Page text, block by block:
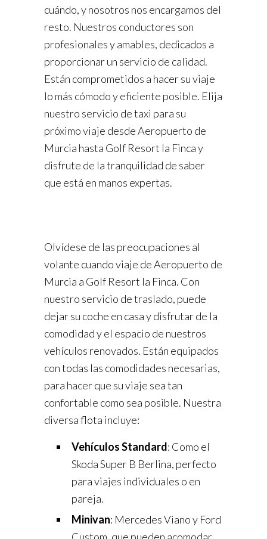
cuándo, y nosotros nos encargamos del
resto. Nuestros conductores son
profesionales y amables, dedicados a
proporcionar un servicio de calidad.
Están comprometidos a hacer su viaje
lo más cómodo y eficiente posible. Elija
nuestro servicio de taxi para su
próximo viaje desde Aeropuerto de
Murcia hasta Golf Resort la Finca y
disfrute de la tranquilidad de saber
que está en manos expertas.
Olvídese de las preocupaciones al
volante cuando viaje de Aeropuerto de
Murcia a Golf Resort la Finca. Con
nuestro servicio de traslado, puede
dejar su coche en casa y disfrutar de la
comodidad y el espacio de nuestros
vehículos renovados. Están equipados
con todas las comodidades necesarias,
para hacer que su viaje sea tan
confortable como sea posible. Nuestra
diversa flota incluye:
Vehículos Standard: Como el
Skoda Super B Berlina, perfecto
para viajes individuales o en
pareja.
Minivan: Mercedes Viano y Ford